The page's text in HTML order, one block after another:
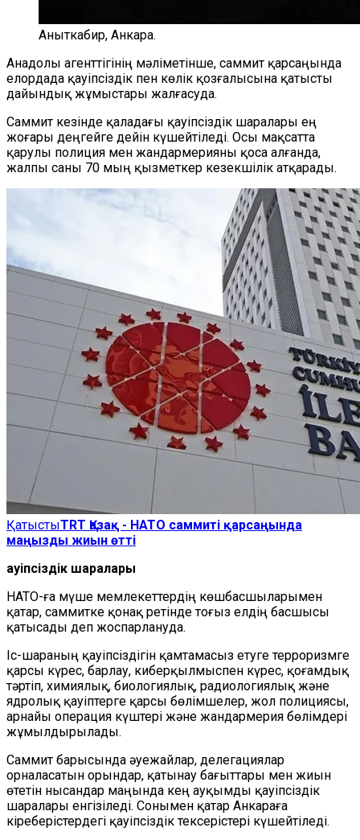
Аныткабир, Анкара.
Анадолы агенттігінің мәліметінше, саммит қарсаңында
елордада қауіпсіздік пен көлік қозғалысына қатысты
дайындық жұмыстары жалғасуда.
Саммит кезінде қаладағы қауіпсіздік шаралары ең
жоғары деңгейге дейін күшейтіледі. Осы мақсатта
қарулы полиция мен жандармерияны қоса алғанда,
жалпы саны 70 мың қызметкер кезекшілік атқарады.
ҚатыстыTRT Қазақ - НАТО саммиті қарсаңында
маңызды жиын өтті
Қауіпсіздік шаралары
НАТО-ға мүше мемлекеттердің көшбасшыларымен
қатар, саммитке қонақ ретінде тоғыз елдің басшысы
қатысады деп жоспарлануда.
Іс-шараның қауіпсіздігін қамтамасыз етуге терроризмге
қарсы күрес, барлау, киберқылмыспен күрес, қоғамдық
тәртіп, химиялық, биологиялық, радиологиялық және
ядролық қауіптерге қарсы бөлімшелер, жол полициясы,
арнайы операция күштері және жандармерия бөлімдері
жұмылдырылады.
Саммит барысында әуежайлар, делегациялар
орналасатын орындар, қатынау бағыттары мен жиын
өтетін нысандар маңында кең ауқымды қауіпсіздік
шаралары енгізіледі. Сонымен қатар Анкараға
кіреберістердегі қауіпсіздік тексерістері күшейтіледі.